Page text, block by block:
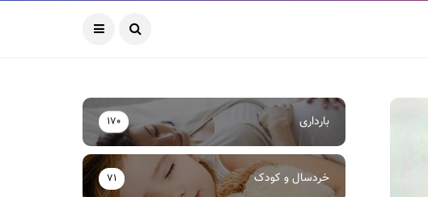
بارداری 170
خردسال و کودک 71